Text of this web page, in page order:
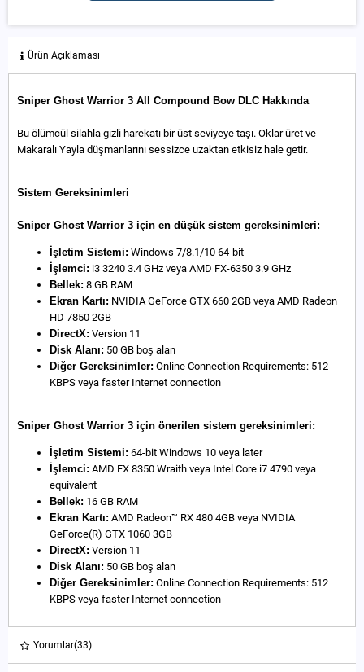
Ürün Açıklaması
Sniper Ghost Warrior 3 All Compound Bow DLC Hakkında
Bu ölümcül silahla gizli harekatı bir üst seviyeye taşı. Oklar üret ve
Makaralı Yayla düşmanlarını sessizce uzaktan etkisiz hale getir.
Sistem Gereksinimleri
Sniper Ghost Warrior 3 için en düşük sistem gereksinimleri:
İşletim Sistemi: Windows 7/8.1/10 64-bit
İşlemci: i3 3240 3.4 GHz veya AMD FX-6350 3.9 GHz
Bellek: 8 GB RAM
Ekran Kartı: NVIDIA GeForce GTX 660 2GB veya AMD Radeon
HD 7850 2GB
DirectX: Version 11
Disk Alanı: 50 GB boş alan
Diğer Gereksinimler: Online Connection Requirements: 512
KBPS veya faster Internet connection
Sniper Ghost Warrior 3 için önerilen sistem gereksinimleri:
İşletim Sistemi: 64-bit Windows 10 veya later
İşlemci: AMD FX 8350 Wraith veya Intel Core i7 4790 veya
equivalent
Bellek: 16 GB RAM
Ekran Kartı: AMD Radeon™ RX 480 4GB veya NVIDIA
GeForce(R) GTX 1060 3GB
DirectX: Version 11
Disk Alanı: 50 GB boş alan
Diğer Gereksinimler: Online Connection Requirements: 512
KBPS veya faster Internet connection
Yorumlar(33)